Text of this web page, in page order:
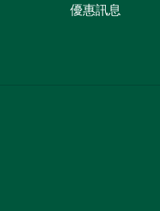
優惠訊息